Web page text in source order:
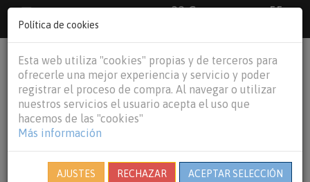
33 €
55
€Baleares y
person shopping_cart
Política de cookies
Esta web utiliza "cookies" propias y de terceros para
ofrecerle una mejor experiencia y servicio y poder
registrar el proceso de compra. Al navegar o utilizar
nuestros servicios el usuario acepta el uso que
hacemos de las "cookies"
Más información
AJUSTES RECHAZAR ACEPTAR SELECCIÓN